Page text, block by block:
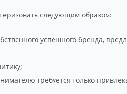
следующим образом:
успешного бренда,
требуется только